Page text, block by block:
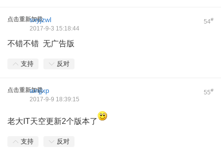
点击重新加载 54#
sxyjzwl
2017-9-3 15:18:44
不错不错 无广告版
支持 反对
点击重新加载 55#
ainjjxp
2017-9-9 18:39:15
老大IT天空更新2个版本了
支持 反对